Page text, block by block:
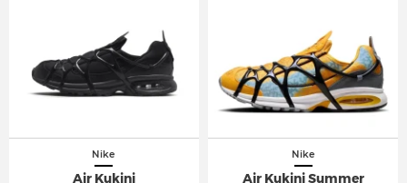
Nike
Air Kukini
Nike
Air Kukini Summer